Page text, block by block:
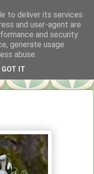
to deliver its services
and user-agent are
and security
generate usage
abuse.
GOT IT